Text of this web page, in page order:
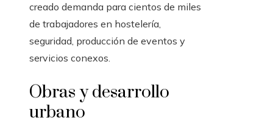
creado demanda para cientos de miles
de trabajadores en hostelería,
seguridad, producción de eventos y
servicios conexos.
Obras y desarrollo
urbano